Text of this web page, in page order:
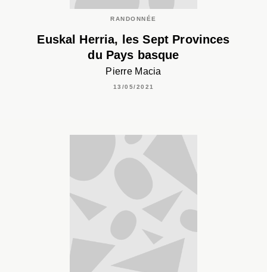
RANDONNÉE
Euskal Herria, les Sept Provinces
du Pays basque
Pierre Macia
13/05/2021